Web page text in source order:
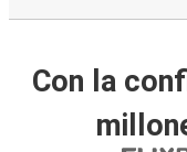
Con la